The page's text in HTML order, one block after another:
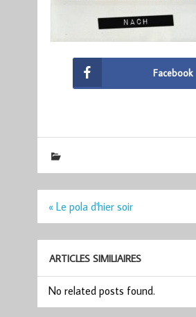
Facebook
Navigation
« Le pola d'hier soir
ARTICLES SIMILIAIRES
No related posts found.